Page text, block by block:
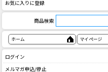
お気に入りに登録
商品検索
ホーム マイページ
ログイン
メルマガ申込/停止